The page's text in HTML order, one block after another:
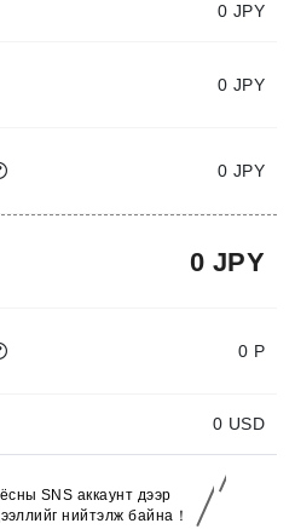
0 JPY
0 JPY
0 JPY
0 JPY
0 P
0 USD
SNS аккаунт дээр
нийтэлж байна！